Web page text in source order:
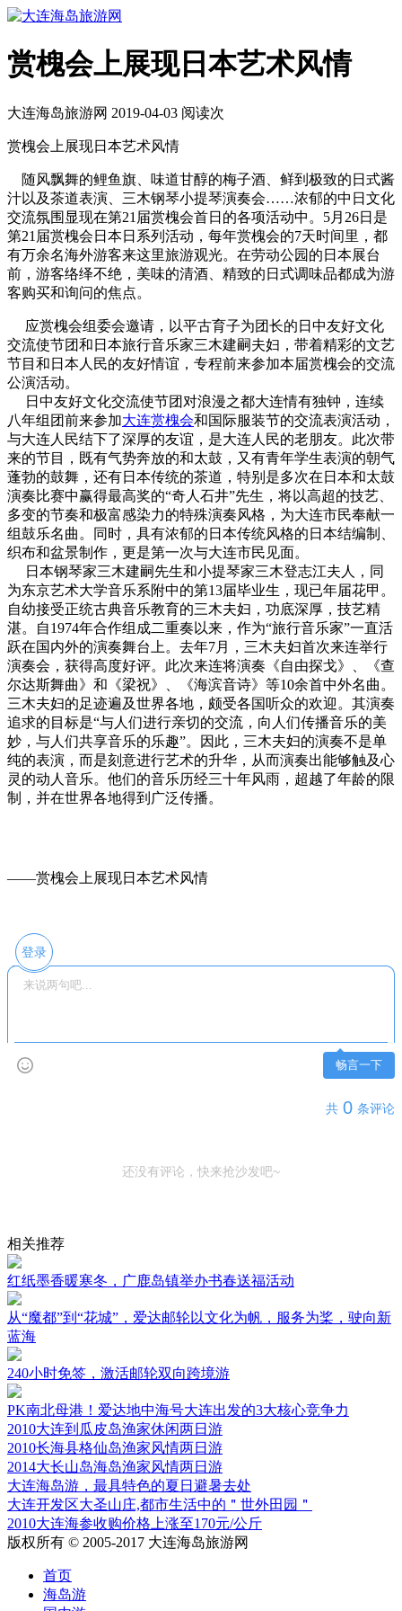
赏槐会上展现日本艺术风情
大连海岛旅游网 2019-04-03 阅读次
赏槐会上展现日本艺术风情
随风飘舞的鲤鱼旗、味道甘醇的梅子酒、鲜到极致的日式酱
汁以及茶道表演、三木钢琴小提琴演奏会……浓郁的中日文化
交流氛围显现在第21届赏槐会首日的各项活动中。5月26日是
第21届赏槐会日本日系列活动，每年赏槐会的7天时间里，都
有万余名海外游客来这里旅游观光。在劳动公园的日本展台
前，游客络绎不绝，美味的清酒、精致的日式调味品都成为游
客购买和询问的焦点。
应赏槐会组委会邀请，以平古育子为团长的日中友好文化
交流使节团和日本旅行音乐家三木建嗣夫妇，带着精彩的文艺
节目和日本人民的友好情谊，专程前来参加本届赏槐会的交流
公演活动。
日中友好文化交流使节团对浪漫之都大连情有独钟，连续
八年组团前来参加大连赏槐会和国际服装节的交流表演活动，
与大连人民结下了深厚的友谊，是大连人民的老朋友。此次带
来的节目，既有气势奔放的和太鼓，又有青年学生表演的朝气
蓬勃的鼓舞，还有日本传统的茶道，特别是多次在日本和太鼓
演奏比赛中赢得最高奖的“奇人石井”先生，将以高超的技艺、
多变的节奏和极富感染力的特殊演奏风格，为大连市民奉献一
组鼓乐名曲。同时，具有浓郁的日本传统风格的日本结编制、
织布和盆景制作，更是第一次与大连市民见面。
日本钢琴家三木建嗣先生和小提琴家三木登志江夫人，同
为东京艺术大学音乐系附中的第13届毕业生，现已年届花甲。
自幼接受正统古典音乐教育的三木夫妇，功底深厚，技艺精
湛。自1974年合作组成二重奏以来，作为“旅行音乐家”一直活
跃在国内外的演奏舞台上。去年7月，三木夫妇首次来连举行
演奏会，获得高度好评。此次来连将演奏《自由探戈》、《查
尔达斯舞曲》和《梁祝》、《海滨音诗》等10余首中外名曲。
三木夫妇的足迹遍及世界各地，颇受各国听众的欢迎。其演奏
追求的目标是“与人们进行亲切的交流，向人们传播音乐的美
妙，与人们共享音乐的乐趣”。因此，三木夫妇的演奏不是单
纯的表演，而是刻意进行艺术的升华，从而演奏出能够触及心
灵的动人音乐。他们的音乐历经三十年风雨，超越了年龄的限
制，并在世界各地得到广泛传播。
——赏槐会上展现日本艺术风情
登录
畅言一下
共 0 条评论
还没有评论，快来抢沙发吧~
相关推荐
红纸墨香暖寒冬，广鹿岛镇举办书春送福活动
从“魔都”到“花城”，爱达邮轮以文化为帆，服务为桨，驶向新
蓝海
240小时免签，激活邮轮双向跨境游
PK南北母港！爱达地中海号大连出发的3大核心竞争力
2010大连到瓜皮岛渔家休闲两日游
2010长海县格仙岛渔家风情两日游
2014大长山岛海岛渔家风情两日游
大连海岛游，最具特色的夏日避暑去处
大连开发区大圣山庄,都市生活中的＂世外田园＂
2010大连海参收购价格上涨至170元/公斤
版权所有 © 2005-2017 大连海岛旅游网
首页
海岛游